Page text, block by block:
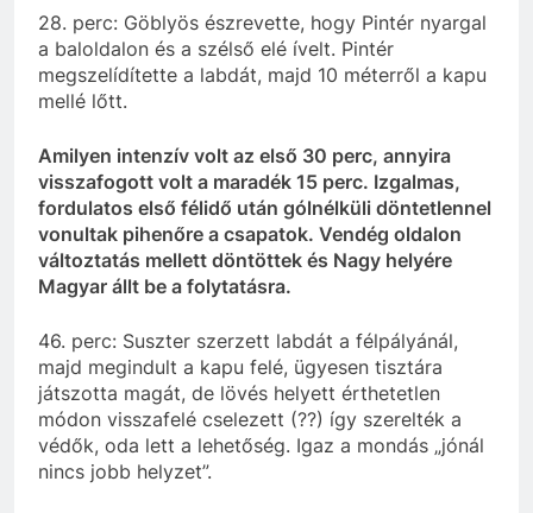
28. perc: Göblyös észrevette, hogy Pintér nyargal
a baloldalon és a szélső elé ívelt. Pintér
megszelídítette a labdát, majd 10 méterről a kapu
mellé lőtt.
Amilyen intenzív volt az első 30 perc, annyira
visszafogott volt a maradék 15 perc. Izgalmas,
fordulatos első félidő után gólnélküli döntetlennel
vonultak pihenőre a csapatok. Vendég oldalon
változtatás mellett döntöttek és Nagy helyére
Magyar állt be a folytatásra.
46. perc: Suszter szerzett labdát a félpályánál,
majd megindult a kapu felé, ügyesen tisztára
játszotta magát, de lövés helyett érthetetlen
módon visszafelé cselezett (??) így szerelték a
védők, oda lett a lehetőség. Igaz a mondás „jónál
nincs jobb helyzet”.